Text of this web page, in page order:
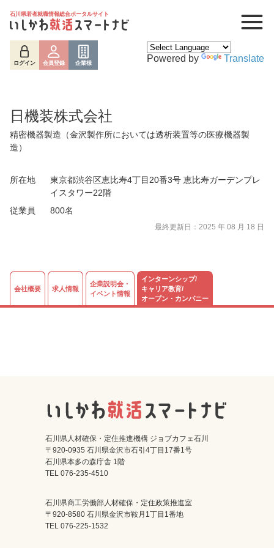
石川県若者就職情報総合ポータルサイト
ログイン 会員登録 企業様 Powered by Translate
日機装株式会社
精密機器製造（金沢製作所においては透析装置等の医療機器製
造）
所在地
東京都渋谷区恵比寿4丁目20番3号 恵比寿ガーデンプレ
イスタワー22階
従業員
800名
最終更新日：2025 年 08 月 18 日
会社概要 求人情報
企業説明会・
イベント情報
インターンシップ/
キャリア教育/
オープン・カンパニー
石川県人材確保・定住推進機構 ジョブカフェ石川
〒920-0935 石川県金沢市石引4丁目17番1号
石川県本多の森庁舎 1階
TEL 076-235-4510
石川県商工労働部人材確保・定住政策推進室
〒920-8580 石川県金沢市鞍月1丁目1番地
TEL 076-225-1532